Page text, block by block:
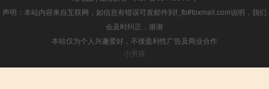
声明：本站内容来自互联网，如信息有错误可发邮件到f_fb#foxmail.com说明，我们
会及时纠正，谢谢
本站仅为个人兴趣爱好，不接盈利性广告及商业合作
小男孩